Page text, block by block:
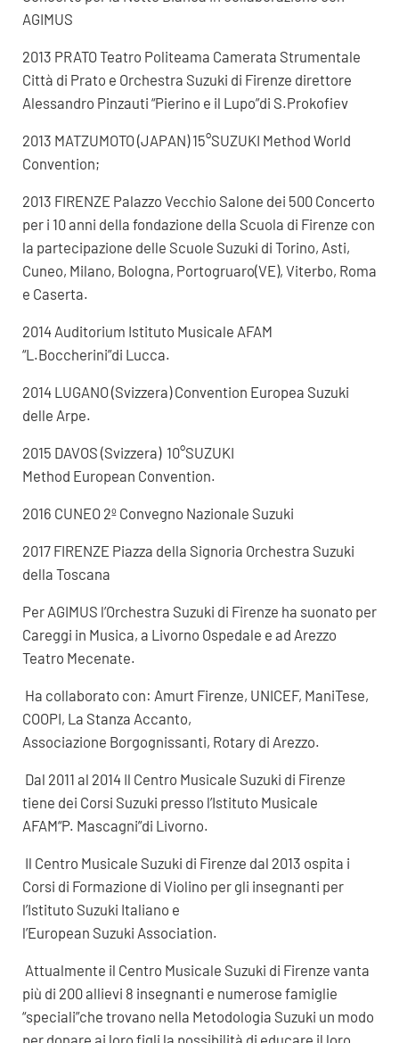
AGIMUS
2013 PRATO Teatro Politeama Camerata Strumentale
Città di Prato e Orchestra Suzuki di Firenze direttore
Alessandro Pinzauti “Pierino e il Lupo”di S.Prokofiev
2013 MATZUMOTO (JAPAN) 15°SUZUKI Method World
Convention;
2013 FIRENZE Palazzo Vecchio Salone dei 500 Concerto
per i 10 anni della fondazione della Scuola di Firenze con
la partecipazione delle Scuole Suzuki di Torino, Asti,
Cuneo, Milano, Bologna, Portogruaro(VE), Viterbo, Roma
e Caserta.
2014 Auditorium Istituto Musicale AFAM
“L.Boccherini”di Lucca.
2014 LUGANO (Svizzera) Convention Europea Suzuki
delle Arpe.
2015 DAVOS (Svizzera) 10°SUZUKI
Method European Convention.
2016 CUNEO 2º Convegno Nazionale Suzuki
2017 FIRENZE Piazza della Signoria Orchestra Suzuki
della Toscana
Per AGIMUS l’Orchestra Suzuki di Firenze ha suonato per
Careggi in Musica, a Livorno Ospedale e ad Arezzo
Teatro Mecenate.
Ha collaborato con: Amurt Firenze, UNICEF, ManiTese,
COOPI, La Stanza Accanto,
Associazione Borgognissanti, Rotary di Arezzo.
Dal 2011 al 2014 Il Centro Musicale Suzuki di Firenze
tiene dei Corsi Suzuki presso l’Istituto Musicale
AFAM“P. Mascagni”di Livorno.
Il Centro Musicale Suzuki di Firenze dal 2013 ospita i
Corsi di Formazione di Violino per gli insegnanti per
l’Istituto Suzuki Italiano e
l’European Suzuki Association.
Attualmente il Centro Musicale Suzuki di Firenze vanta
più di 200 allievi 8 insegnanti e numerose famiglie
“speciali”che trovano nella Metodologia Suzuki un modo